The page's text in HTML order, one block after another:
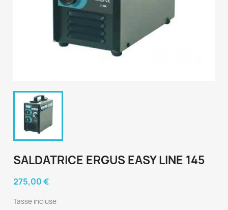
SALDATRICE ERGUS EASY LINE 145
275,00 €
Tasse incluse